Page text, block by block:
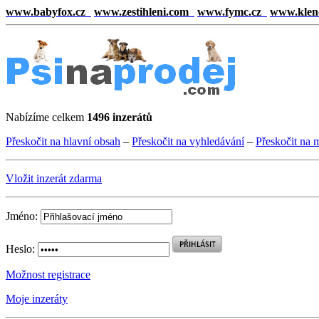
www.babyfox.cz www.zestihleni.com www.fymc.cz
Nabízíme celkem 1496 inzerátů
Přeskočit na hlavní obsah – Přeskočit na vyhledávání– Přeskočit na
Vložit inzerát zdarma
Jméno:
Heslo:
Možnost registrace
Moje inzeráty